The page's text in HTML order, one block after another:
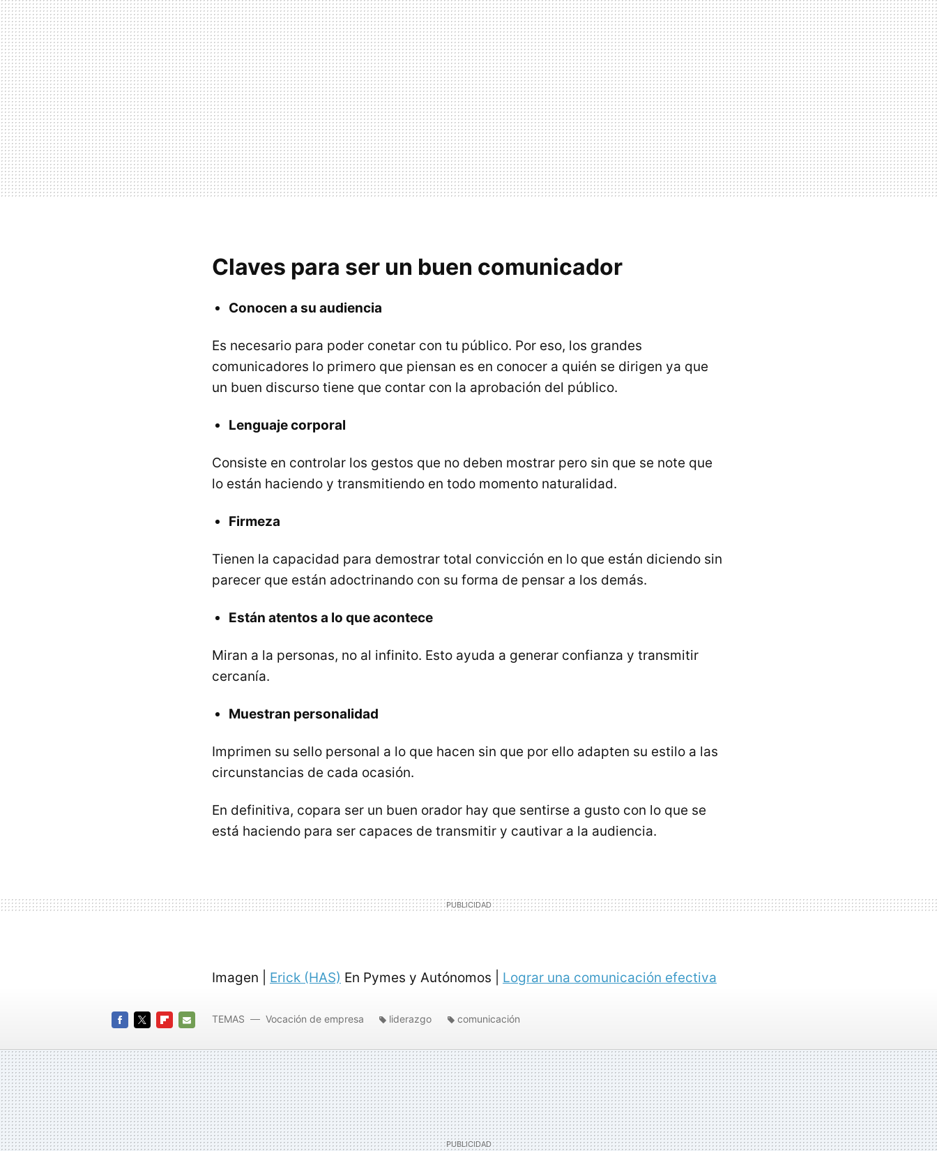
Claves para ser un buen comunicador
Conocen a su audiencia
Es necesario para poder conetar con tu público. Por eso, los grandes
comunicadores lo primero que piensan es en conocer a quién se dirigen ya que
un buen discurso tiene que contar con la aprobación del público.
Lenguaje corporal
Consiste en controlar los gestos que no deben mostrar pero sin que se note que
lo están haciendo y transmitiendo en todo momento naturalidad.
Firmeza
Tienen la capacidad para demostrar total convicción en lo que están diciendo sin
parecer que están adoctrinando con su forma de pensar a los demás.
Están atentos a lo que acontece
Miran a la personas, no al infinito. Esto ayuda a generar confianza y transmitir
cercanía.
Muestran personalidad
Imprimen su sello personal a lo que hacen sin que por ello adapten su estilo a las
circunstancias de cada ocasión.
En definitiva, copara ser un buen orador hay que sentirse a gusto con lo que se
está haciendo para ser capaces de transmitir y cautivar a la audiencia.
Imagen | Erick (HAS) En Pymes y Autónomos | Lograr una comunicación efectiva
MAIL
TEMAS Vocación de empresa liderazgo comunicación